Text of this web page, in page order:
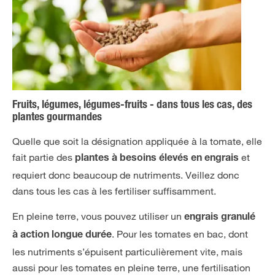
Fruits, légumes, légumes-fruits - dans tous les cas, des
plantes gourmandes
Quelle que soit la désignation appliquée à la tomate, elle
fait partie des plantes à besoins élevés en engrais et
requiert donc beaucoup de nutriments. Veillez donc
dans tous les cas à les fertiliser suffisamment.
En pleine terre, vous pouvez utiliser un engrais granulé
à action longue durée. Pour les tomates en bac, dont
les nutriments s’épuisent particulièrement vite, mais
aussi pour les tomates en pleine terre, une fertilisation